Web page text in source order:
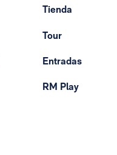
Tienda
Tour
Entradas
RM Play